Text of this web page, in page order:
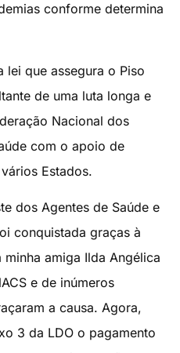
conforme determina
lei que assegura o Piso
de uma luta longa e
Nacional dos
com o apoio de
Estados.
dos Agentes de Saúde e
conquistada graças à
amiga Ilda Angélica
e de inúmeros
a causa. Agora,
3 da LDO o pagamento